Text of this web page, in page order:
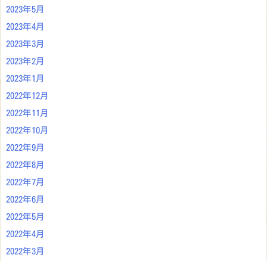
2023年5月
2023年4月
2023年3月
2023年2月
2023年1月
2022年12月
2022年11月
2022年10月
2022年9月
2022年8月
2022年7月
2022年6月
2022年5月
2022年4月
2022年3月